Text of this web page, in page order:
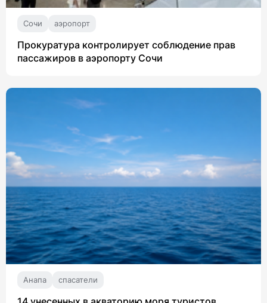
Сочи аэропорт
Прокуратура контролирует соблюдение прав
пассажиров в аэропорту Сочи
Анапа спасатели